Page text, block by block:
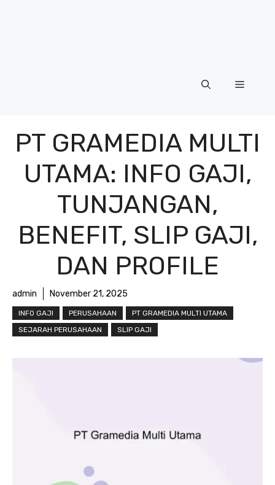
Menu
PT GRAMEDIA MULTI
UTAMA: INFO GAJI,
TUNJANGAN,
BENEFIT, SLIP GAJI,
DAN PROFILE
admin November 21, 2025
INFO GAJI PERUSAHAAN
PT GRAMEDIA MULTI UTAMA
SEJARAH PERUSAHAAN
SLIP GAJI